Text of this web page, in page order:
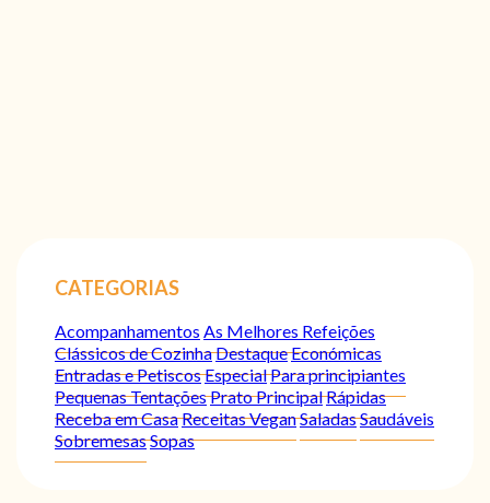
CATEGORIAS
Acompanhamentos As Melhores Refeições
Clássicos de CozinhaDestaqueEconómicas
Entradas e PetiscosEspecialPara principiantes
Pequenas TentaçõesPrato PrincipalRápidas
Receba em CasaReceitas VeganSaladasSaudáveis
SobremesasSopas